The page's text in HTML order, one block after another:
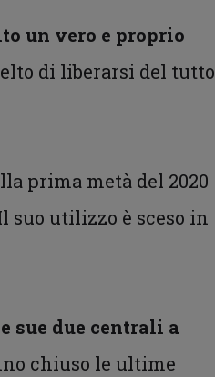
un vero e proprio
di liberarsi del tutto
prima metà del 2020
suo utilizzo è sceso in
sue due centrali a
chiuso le ultime